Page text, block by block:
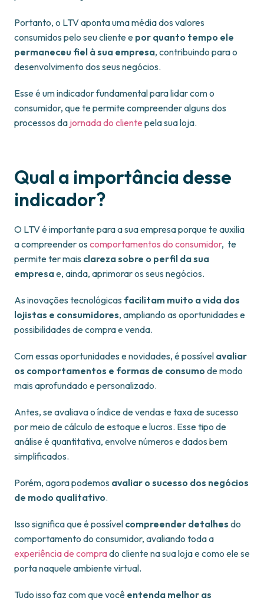
Portanto, o LTV aponta uma média dos valores
consumidos pelo seu cliente e por quanto tempo ele
permaneceu fiel à sua empresa, contribuindo para o
desenvolvimento dos seus negócios.
Esse é um indicador fundamental para lidar com o
consumidor, que te permite compreender alguns dos
processos da jornada do cliente pela sua loja.
Qual a importância desse
indicador?
O LTV é importante para a sua empresa porque te auxilia
a compreender os comportamentos do consumidor, te
permite ter mais clareza sobre o perfil da sua
empresae, ainda, aprimorar os seus negócios.
As inovações tecnológicas facilitam muito a vida dos
lojistas e consumidores, ampliando as oportunidades e
possibilidades de compra e venda.
Com essas oportunidades e novidades, é possível avaliar
os comportamentos e formas de consumo de modo
mais aprofundado e personalizado.
Antes, se avaliava o índice de vendas e taxa de sucesso
por meio de cálculo de estoque e lucros. Esse tipo de
análise é quantitativa, envolve números e dados bem
simplificados.
Porém, agora podemos avaliar o sucesso dos negócios
de modo qualitativo.
Isso significa que é possível compreender detalhes do
comportamento do consumidor, avaliando toda a
experiência de comprado cliente na sua loja e como ele se
porta naquele ambiente virtual.
Tudo isso faz com que você entenda melhor as